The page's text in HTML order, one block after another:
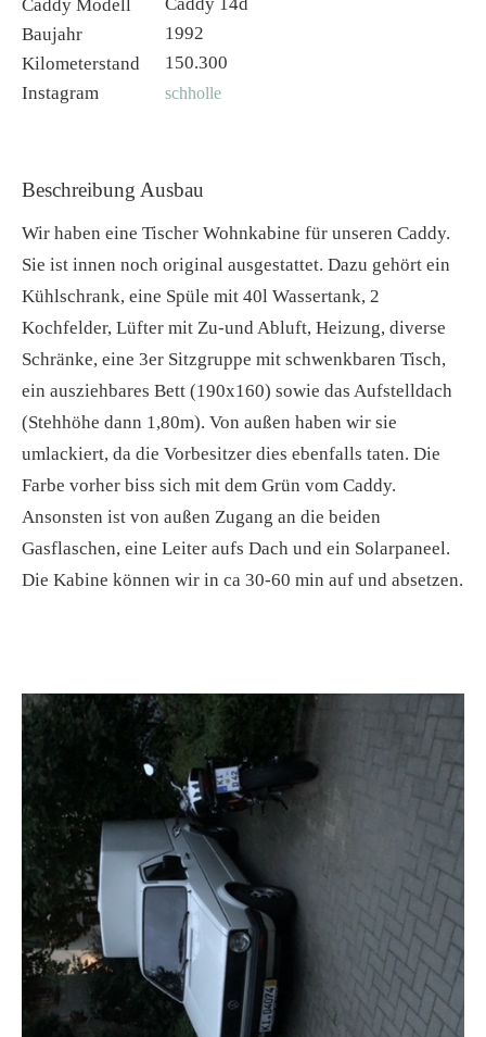
Caddy Modell
Caddy 14d
Baujahr
1992
Kilometerstand
150.300
Instagram
schholle
Beschreibung Ausbau
Wir haben eine Tischer Wohnkabine für unseren Caddy.
Sie ist innen noch original ausgestattet. Dazu gehört ein
Kühlschrank, eine Spüle mit 40l Wassertank, 2
Kochfelder, Lüfter mit Zu-und Abluft, Heizung, diverse
Schränke, eine 3er Sitzgruppe mit schwenkbaren Tisch,
ein ausziehbares Bett (190x160) sowie das Aufstelldach
(Stehhöhe dann 1,80m). Von außen haben wir sie
umlackiert, da die Vorbesitzer dies ebenfalls taten. Die
Farbe vorher biss sich mit dem Grün vom Caddy.
Ansonsten ist von außen Zugang an die beiden
Gasflaschen, eine Leiter aufs Dach und ein Solarpaneel.
Die Kabine können wir in ca 30-60 min auf und absetzen.